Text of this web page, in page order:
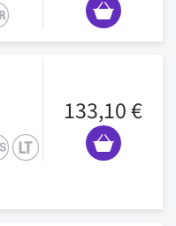
133,10 €